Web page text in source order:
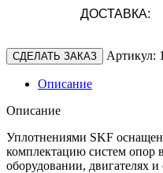
ДОСТАВКА:
СДЕЛАТЬ ЗАКАЗ Артикул:
Описание
Описание
Уплотнениями SKF
комплектацию систем опор
оборудовании, двигателях